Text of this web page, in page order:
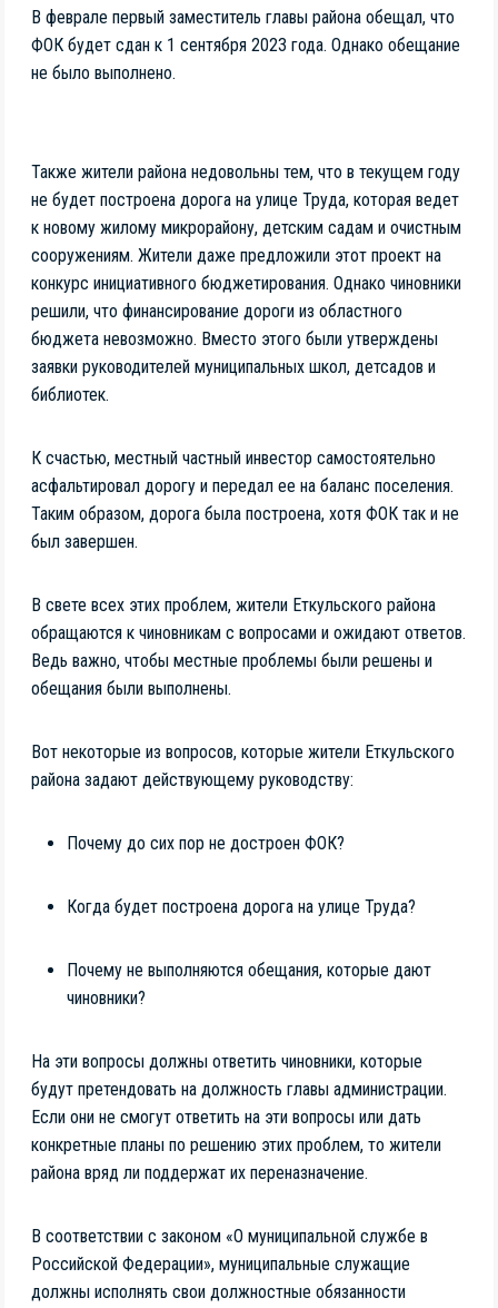
В феврале первый заместитель главы района обещал, что
ФОК будет сдан к 1 сентября 2023 года. Однако обещание
не было выполнено.
Также жители района недовольны тем, что в текущем году
не будет построена дорога на улице Труда, которая ведет
к новому жилому микрорайону, детским садам и очистным
сооружениям. Жители даже предложили этот проект на
конкурс инициативного бюджетирования. Однако чиновники
решили, что финансирование дороги из областного
бюджета невозможно. Вместо этого были утверждены
заявки руководителей муниципальных школ, детсадов и
библиотек.
К счастью, местный частный инвестор самостоятельно
асфальтировал дорогу и передал ее на баланс поселения.
Таким образом, дорога была построена, хотя ФОК так и не
был завершен.
В свете всех этих проблем, жители Еткульского района
обращаются к чиновникам с вопросами и ожидают ответов.
Ведь важно, чтобы местные проблемы были решены и
обещания были выполнены.
Вот некоторые из вопросов, которые жители Еткульского
района задают действующему руководству:
Почему до сих пор не достроен ФОК?
Когда будет построена дорога на улице Труда?
Почему не выполняются обещания, которые дают
чиновники?
На эти вопросы должны ответить чиновники, которые
будут претендовать на должность главы администрации.
Если они не смогут ответить на эти вопросы или дать
конкретные планы по решению этих проблем, то жители
района вряд ли поддержат их переназначение.
В соответствии с законом «О муниципальной службе в
Российской Федерации», муниципальные служащие
должны исполнять свои должностные обязанности